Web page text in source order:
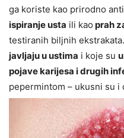
ga koriste kao prirodno
ispiranje usta ili kao prah
testiranih biljnih ekstrakata.
javljaju u ustima i koje su
pojave karijesa i drugih
pepermintom – ukusni su i